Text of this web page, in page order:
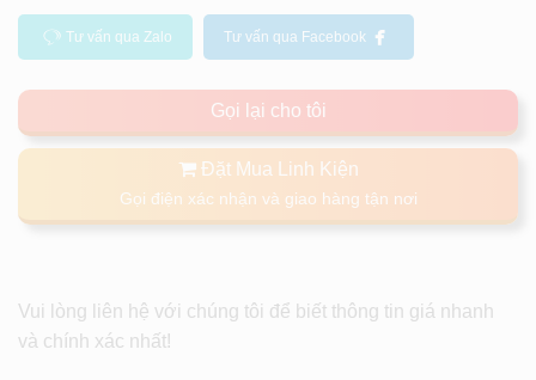
Tư vấn qua Zalo Tư vấn qua Facebook
Gọi lại cho tôi
Đặt Mua Linh Kiện
Gọi điện xác nhận và giao hàng tận nơi
Vui lòng liên hệ với chúng tôi để biết thông tin giá nhanh
và chính xác nhất!